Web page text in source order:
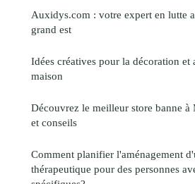
Auxidys.com : votre expert en lutte
grand est
Idées créatives pour la décoration et
maison
Découvrez le meilleur store banne
et conseils
Comment planifier l'aménagement
thérapeutique pour des personnes